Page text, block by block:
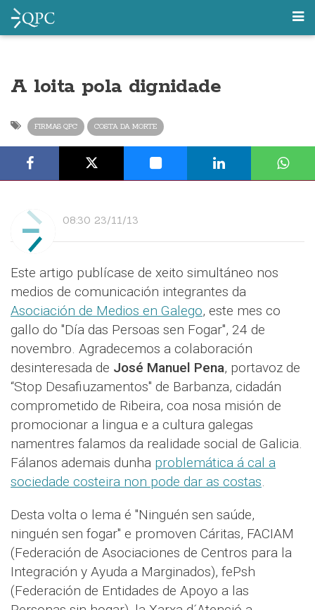
A loita pola dignidade
FIRMAS QPC COSTA DA MORTE
08:30 23/11/13
Este artigo publícase de xeito simultáneo nos
medios de comunicación integrantes da
Asociación de Medios en Galego, este mes co
gallo do "Día das Persoas sen Fogar", 24 de
novembro. Agradecemos a colaboración
desinteresada de José Manuel Pena, portavoz de
“Stop Desafiuzamentos" de Barbanza, cidadán
comprometido de Ribeira, coa nosa misión de
promocionar a lingua e a cultura galegas
namentres falamos da realidade social de Galicia.
Fálanos ademais dunha problemática á cal a
sociedade costeira non pode dar as costas.
Desta volta o lema é "Ninguén sen saúde,
ninguén sen fogar" e promoven Cáritas, FACIAM
(Federación de Asociaciones de Centros para la
Integración y Ayuda a Marginados), fePsh
(Federación de Entidades de Apoyo a las